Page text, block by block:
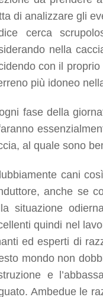
di analizzare gli
cerca
nella
con il
più idoneo
fase della
al quale sono
cani
anche se
situazione
quindi nel
ed esperti di
mondo non
e
Ambedue le